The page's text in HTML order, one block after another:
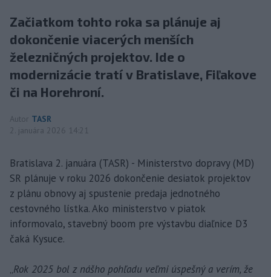
Začiatkom tohto roka sa plánuje aj
dokončenie viacerých menších
železničných projektov. Ide o
modernizácie tratí v Bratislave, Fiľakove
či na Horehroní.
Autor TASR
2. januára 2026 14:21
Bratislava 2. januára (TASR) - Ministerstvo dopravy (MD)
SR plánuje v roku 2026 dokončenie desiatok projektov
z plánu obnovy aj spustenie predaja jednotného
cestovného lístka. Ako ministerstvo v piatok
informovalo, stavebný boom pre výstavbu diaľnice D3
čaká Kysuce.
„Rok 2025 bol z nášho pohľadu veľmi úspešný a verím, že